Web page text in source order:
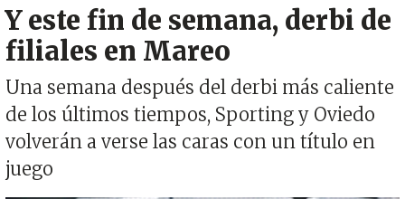
Y este fin de semana, derbi de
filiales en Mareo
Una semana después del derbi más caliente
de los últimos tiempos, Sporting y Oviedo
volverán a verse las caras con un título en
juego